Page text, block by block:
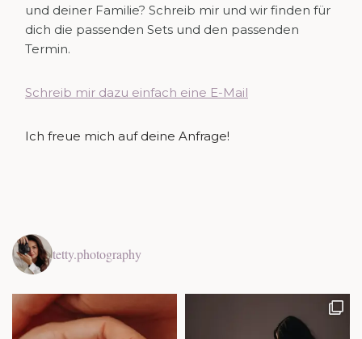
und deiner Familie? Schreib mir und wir finden für
dich die passenden Sets und den passenden
Termin.
Schreib mir dazu einfach eine E-Mail
Ich freue mich auf deine Anfrage!
tetty.photography